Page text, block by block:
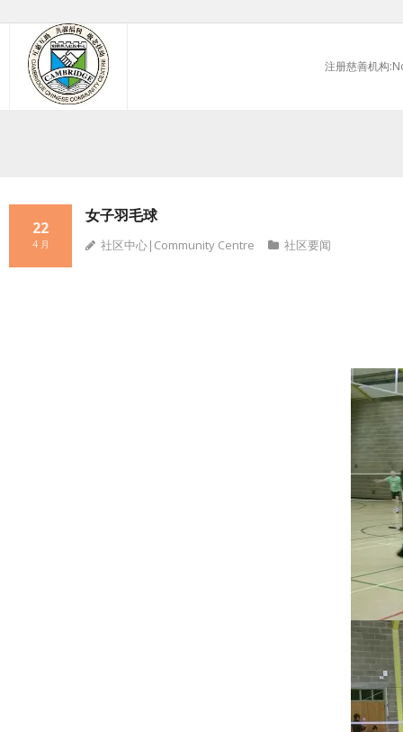
content
注册慈善机构
女子羽毛球
22
4 月 社区中心|Community Centre 社区要闻